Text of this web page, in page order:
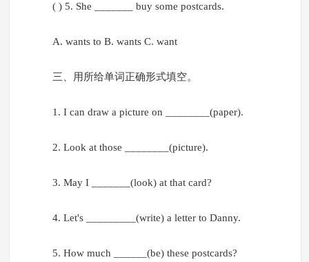
( ) 5. She _______ buy some postcards.
A. wants to B. wants C. want
三、用所给单词正确形式填空。
1. I can draw a picture on ________(paper).
2. Look at those ________(picture).
3. May I _______(look) at that card?
4. Let's _________(write) a letter to Danny.
5. How much ______(be) these postcards?